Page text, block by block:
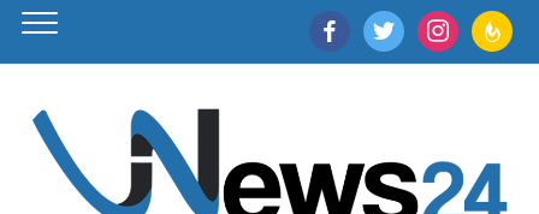
facebooktwitter instagram